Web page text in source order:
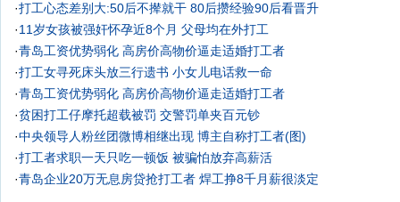
·打工心态差别大:50后不撵就干 80后攒经验90后看晋升
·11岁女孩被强奸怀孕近8个月 父母均在外打工
·青岛工资优势弱化 高房价高物价逼走适婚打工者
·打工女寻死床头放三行遗书 小女儿电话救一命
·青岛工资优势弱化 高房价高物价逼走适婚打工者
·贫困打工仔摩托超载被罚 交警罚单夹百元钞
·中央领导人粉丝团微博相继出现 博主自称打工者(图)
·打工者求职一天只吃一顿饭 被骗怕放弃高薪活
·青岛企业20万无息房贷抢打工者 焊工挣8千月薪很淡定